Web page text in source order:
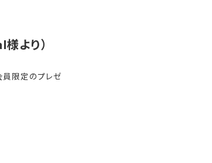
より）
員限定のプレゼ